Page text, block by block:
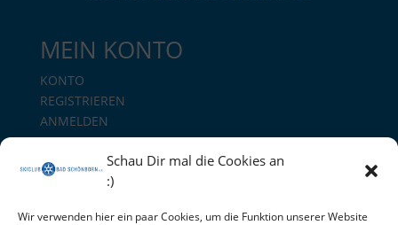
Schau Dir mal die Cookies an
:)
Wir verwenden hier ein paar Cookies, um die Funktion unserer Website
MEIN KONTO
KONTO
REGISTRIEREN
ANMELDEN
Mitgliedsantrag
Vereinssatzung downloaden